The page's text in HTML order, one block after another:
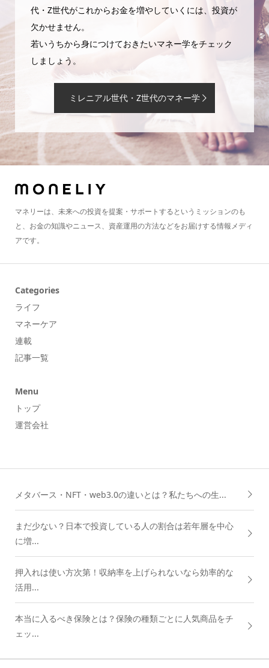
代・Z世代がこれからお金を増やしていくには、投資が
欠かせません。
若いうちから身につけておきたいマネー学をチェック
しましょう。
ミレニアル世代・Z世代のマネー学
マネリーは、未来への投資を提案・サポートするというミッションのも
と、お金の知識やニュース、資産運用の方法などをお届けする情報メディ
アです。
Categories
ライフ
マネーケア
連載
記事一覧
Menu
トップ
運営会社
メタバース・NFT・web3.0の違いとは？私たちへの生...
まだ少ない？日本で投資している人の割合は若年層を中心
に増...
押入れは使い方次第！収納率を上げられないなら効率的な
活用...
本当に入るべき保険とは？保険の種類ごとに人気商品をチ
ェッ...